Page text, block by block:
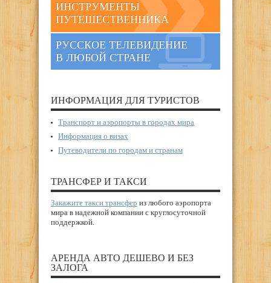
ИНСТРУМЕНТЫ
ПУТЕШЕСТВЕННИКА
РУССКОЕ ТЕЛЕВИДЕНИЕ
В ЛЮБОЙ СТРАНЕ
ИНФОРМАЦИЯ ДЛЯ ТУРИСТОВ
Транспорт и аэропорты в городах мира
Информация о визах
Путеводители по городам и странам
ТРАНСФЕР И ТАКСИ
Закажите такси трансфер из любого аэропорта
мира в надежной компании с круглосуточной
поддержкой.
АРЕНДА АВТО ДЕШЕВО И БЕЗ
ЗАЛОГА